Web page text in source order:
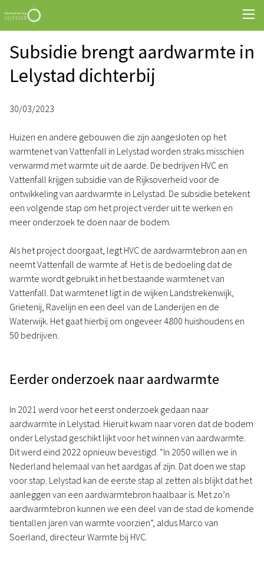
Subsidie brengt aardwarmte in
Lelystad dichterbij
30/03/2023
Huizen en andere gebouwen die zijn aangesloten op het
warmtenet van Vattenfall in Lelystad worden straks misschien
verwarmd met warmte uit de aarde. De bedrijven HVC en
Vattenfall krijgen subsidie van de Rijksoverheid voor de
ontwikkeling van aardwarmte in Lelystad. De subsidie betekent
een volgende stap om het project verder uit te werken en
meer onderzoek te doen naar de bodem.
Als het project doorgaat, legt HVC de aardwarmtebron aan en
neemt Vattenfall de warmte af. Het is de bedoeling dat de
warmte wordt gebruikt in het bestaande warmtenet van
Vattenfall. Dat warmtenet ligt in de wijken Landstrekenwijk,
Grietenij, Ravelijn en een deel van de Landerijen en de
Waterwijk. Het gaat hierbij om ongeveer 4800 huishoudens en
50 bedrijven.
Eerder onderzoek naar aardwarmte
In 2021 werd voor het eerst onderzoek gedaan naar
aardwarmte in Lelystad. Hieruit kwam naar voren dat de bodem
onder Lelystad geschikt lijkt voor het winnen van aardwarmte.
Dit werd eind 2022 opnieuw bevestigd. “In 2050 willen we in
Nederland helemaal van het aardgas af zijn. Dat doen we stap
voor stap. Lelystad kan de eerste stap al zetten als blijkt dat het
aanleggen van een aardwarmtebron haalbaar is. Met zo’n
aardwarmtebron kunnen we een deel van de stad de komende
tientallen jaren van warmte voorzien”, aldus Marco van
Soerland, directeur Warmte bij HVC.